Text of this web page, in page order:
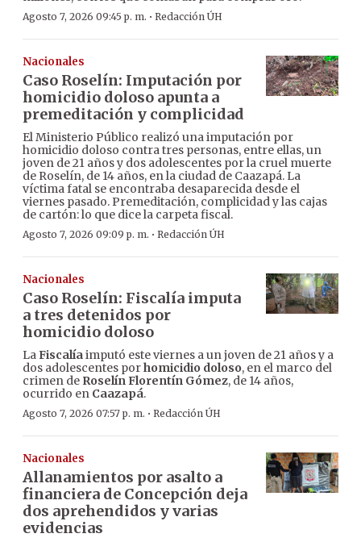
Agosto 7, 2026 09:45 p. m. · Redacción ÚH
Nacionales
Caso Roselín: Imputación por
homicidio doloso apunta a
premeditación y complicidad
El Ministerio Público realizó una imputación por
homicidio doloso contra tres personas, entre ellas, un
joven de 21 años y dos adolescentes por la cruel muerte
de Roselín, de 14 años, en la ciudad de Caazapá. La
víctima fatal se encontraba desaparecida desde el
viernes pasado. Premeditación, complicidad y las cajas
de cartón: lo que dice la carpeta fiscal.
Agosto 7, 2026 09:09 p. m. · Redacción ÚH
Nacionales
Caso Roselín: Fiscalía imputa
a tres detenidos por
homicidio doloso
LaFiscalíaimputó este viernes a un joven de 21 años y a
dos adolescentes porhomicidio doloso, en el marco del
crimen de Roselín Florentín Gómez, de 14 años,
ocurrido en Caazapá.
Agosto 7, 2026 07:57 p. m. · Redacción ÚH
Nacionales
Allanamientos por asalto a
financiera de Concepción deja
dos aprehendidos y varias
evidencias